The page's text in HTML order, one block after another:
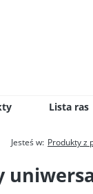
Lista ras
Jesteś w: Produkty z